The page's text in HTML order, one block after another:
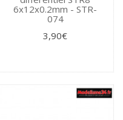
6x12x0.2mm - STR-
074
3,90€